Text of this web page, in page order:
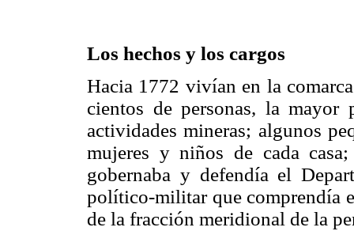
Los hechos y los cargos
Hacia 1772 vivían en la
cientos de personas, la mayor
actividades mineras; algunos
mujeres y niños de cada
gobernaba y defendía el
político-militar que comprendía
de la fracción meridional de la